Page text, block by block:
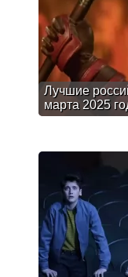
Лучшие
марта 2025